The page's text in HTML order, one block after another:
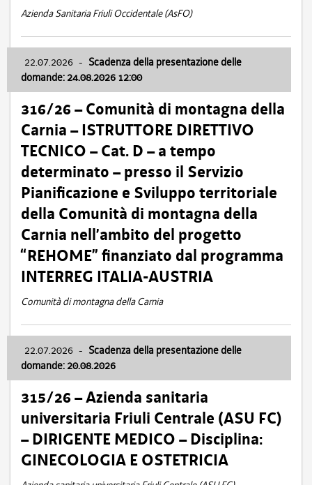
Azienda Sanitaria Friuli Occidentale (AsFO)
22.07.2026 - Scadenza della presentazione delle
domande: 24.08.2026 12:00
316/26 – Comunità di montagna della
Carnia – ISTRUTTORE DIRETTIVO
TECNICO – Cat. D – a tempo
determinato – presso il Servizio
Pianificazione e Sviluppo territoriale
della Comunità di montagna della
Carnia nell’ambito del progetto
“REHOME” finanziato dal programma
INTERREG ITALIA-AUSTRIA
Comunità di montagna della Carnia
22.07.2026 - Scadenza della presentazione delle
domande: 20.08.2026
315/26 – Azienda sanitaria
universitaria Friuli Centrale (ASU FC)
– DIRIGENTE MEDICO – Disciplina:
GINECOLOGIA E OSTETRICIA